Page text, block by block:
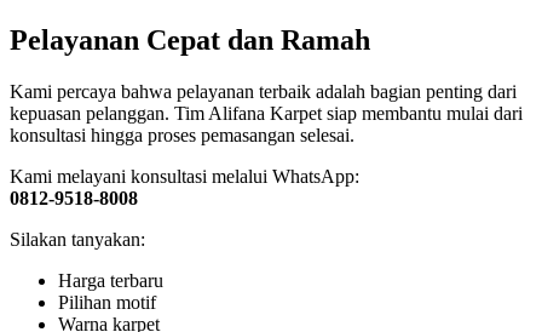
Pelayanan Cepat dan Ramah
Kami percaya bahwa pelayanan terbaik adalah bagian penting dari
kepuasan pelanggan. Tim Alifana Karpet siap membantu mulai dari
konsultasi hingga proses pemasangan selesai.
Kami melayani konsultasi melalui WhatsApp:
0812-9518-8008
Silakan tanyakan:
Harga terbaru
Pilihan motif
Warna karpet